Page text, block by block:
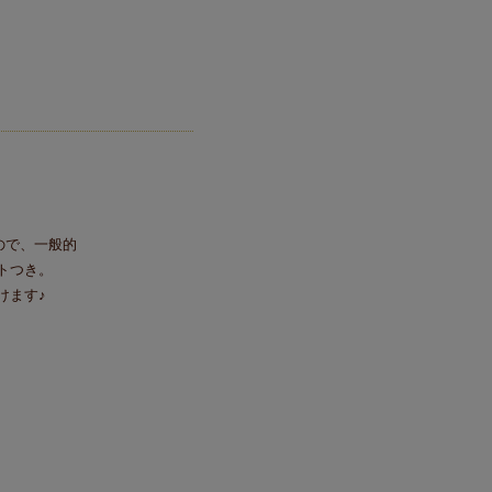
で、一般的
き。
ます♪